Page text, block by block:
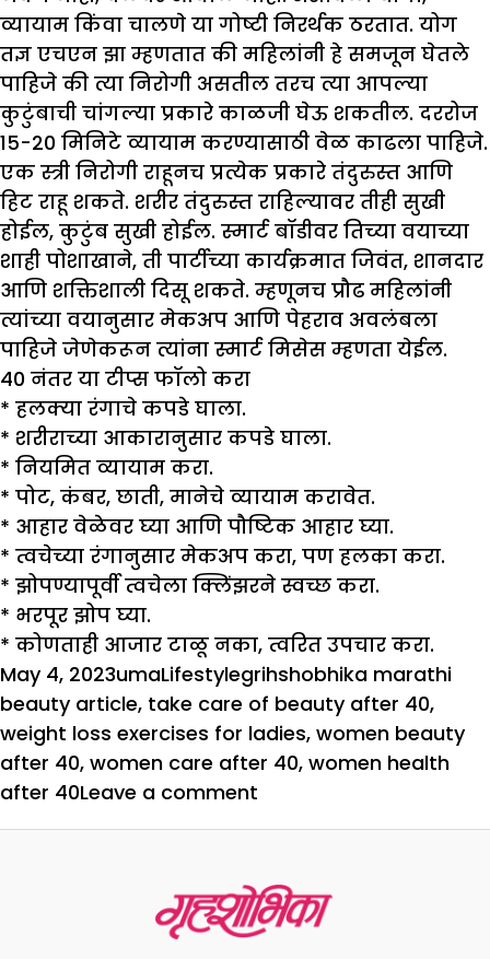
व्यायाम किंवा चालणे या गोष्टी निरर्थक ठरतात. योग
तज्ञ एचएन झा म्हणतात की महिलांनी हे समजून घेतले
पाहिजे की त्या निरोगी असतील तरच त्या आपल्या
कुटुंबाची चांगल्या प्रकारे काळजी घेऊ शकतील. दररोज
15-20 मिनिटे व्यायाम करण्यासाठी वेळ काढला पाहिजे.
एक स्त्री निरोगी राहूनच प्रत्येक प्रकारे तंदुरुस्त आणि
हिट राहू शकते. शरीर तंदुरुस्त राहिल्यावर तीही सुखी
होईल, कुटुंब सुखी होईल. स्मार्ट बॉडीवर तिच्या वयाच्या
शाही पोशाखाने, ती पार्टीच्या कार्यक्रमात जिवंत, शानदार
आणि शक्तिशाली दिसू शकते. म्हणूनच प्रौढ महिलांनी
त्यांच्या वयानुसार मेकअप आणि पेहराव अवलंबला
पाहिजे जेणेकरून त्यांना स्मार्ट मिसेस म्हणता येईल.
40 नंतर या टीप्स फॉलो करा
* हलक्या रंगाचे कपडे घाला.
* शरीराच्या आकारानुसार कपडे घाला.
* नियमित व्यायाम करा.
* पोट, कंबर, छाती, मानेचे व्यायाम करावेत.
* आहार वेळेवर घ्या आणि पौष्टिक आहार घ्या.
* त्वचेच्या रंगानुसार मेकअप करा, पण हलका करा.
* झोपण्यापूर्वी त्वचेला क्लिंझरने स्वच्छ करा.
* भरपूर झोप घ्या.
* कोणताही आजार टाळू नका, त्वरित उपचार करा.
Posted
on
May 4, 2023Author
umaCategories
LifestyleTags
grihshobhika marathi
beauty article, take care of beauty after 40,
weight loss exercises for ladies, women beauty
after 40, women care after 40, women health
after 40Leave a comment
आपल्या
सौंदर्याची
काळजी